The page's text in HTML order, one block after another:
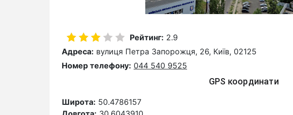
Рейтинг: 2.9
Адреса: вулиця Петра Запорожця, 26, Київ, 02125
Номер телефону: 044 540 9525
GPS координати
Широта: 50.4786157